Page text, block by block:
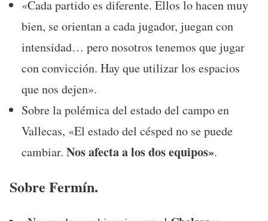
«Cada partido es diferente. Ellos lo hacen muy
bien, se orientan a cada jugador, juegan con
intensidad… pero nosotros tenemos que jugar
con convicción. Hay que utilizar los espacios
que nos dejen».
Sobre la polémica del estado del campo en
Vallecas, «El estado del césped no se puede
cambiar. Nos afecta a los dos equipos».
Sobre Fermín.